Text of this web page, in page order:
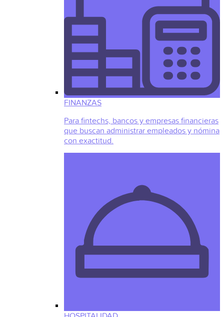
FINANZAS
Para fintechs, bancos y empresas financieras
que buscan administrar empleados y nómina
con exactitud.